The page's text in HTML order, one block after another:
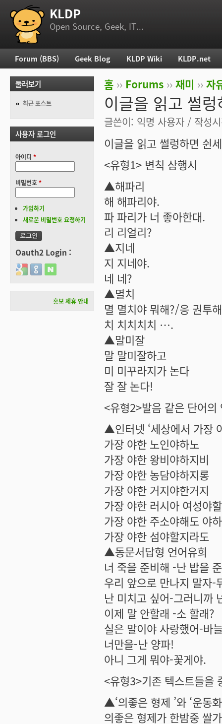
부 메뉴 KLDP
Open Source, Geek, IT...
현재 위치
홈 ›› Forums ›› 재미 ›› 자
이글을 읽고 썰
글쓴이: 익명 사용자 / 작성
이글을 읽고 썰렁하면 쉰
<유형1> 변칙 삼행시
▲해파리
해 해파리야.
파 파리가 너 좋아한대.
리 리얼리?
▲지네
지 지네야.
네 네?
▲멸치
멸 멸치야 뭐해?/응 권투
치 치치치치 ….
▲말미잘
말 말미잘하고
미 미꾸라지가 논다
잘 잘 논다!
<유형2>발음 같은 단어의
▲인터넷 ‘세상에서 가장
가장 야한 노인야하노
가장 야한 왕비야하지비
가장 야한 농담야하지롱
가장 야한 거지야한거지
가장 야한 러시아 여성야
가장 야한 주소야해도 야
가장 야한 섬야할지라도
▲동문서답형 언어유희
너 죽을 준비해 -난 밥을
우리 앞으로 만나지 말자-
난 미치고 싶어-그러니까
이제 말 안할래 -소 할래?
실은 말이야 사랑했어-바
너만을-난 양파!
아니 그게 뭐야-꽃게야.
<유형3>기존 텍스트들을
▲‘의좋은 형제 ’와 ‘운동
의좋은 형제가 한밤중 쌀
주 메뉴
Forum (BBS) Geek Blog KLDP Wiki KLDP.net
둘러보기
최근 포스트
사용자 로그인
아이디 *
비밀번호*
가입하기
새로운 비밀번호 요청하기
Oauth2 Login :
Login with Google
Login with GitHub
Login with Naver
홍보 제휴 안내